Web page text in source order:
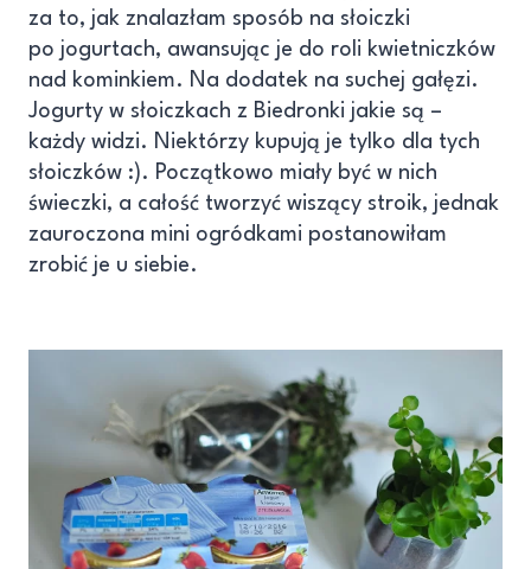
za to, jak znalazłam sposób na słoiczki
po jogurtach, awansując je do roli kwietniczków
nad kominkiem. Na dodatek na suchej gałęzi.
Jogurty w słoiczkach z Biedronki jakie są –
każdy widzi. Niektórzy kupują je tylko dla tych
słoiczków :). Początkowo miały być w nich
świeczki, a całość tworzyć wiszący stroik, jednak
zauroczona mini ogródkami postanowiłam
zrobić je u siebie.